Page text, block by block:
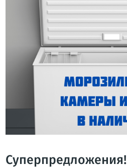
Суперпредложения!